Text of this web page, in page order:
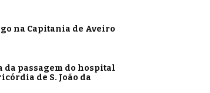
na Capitania de Aveiro
da passagem do hospital
de S. João da